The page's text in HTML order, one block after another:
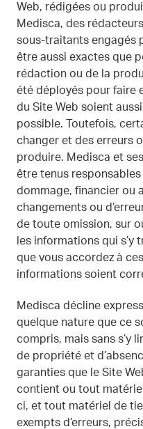
Web, rédigées ou
Medisca, des
sous-traitants engagés
être aussi exactes que
rédaction ou de la
été déployés pour faire
du Site Web soient
possible. Toutefois,
changer et des erreurs
produire. Medisca et
être tenus
dommage, financier ou
changements ou
de toute omission, sur
les informations qui s’y
que vous accordez à
informations soient
Medisca décline
quelque nature que ce
compris, mais sans s’y
de propriété et
garanties que le Site
contient ou tout
ci, et tout matériel de
exempts d’erreurs,